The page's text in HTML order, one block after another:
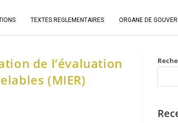
TEXTES REGLEMENTAIRES ORGANE DE
de l’évaluation
(MIER)